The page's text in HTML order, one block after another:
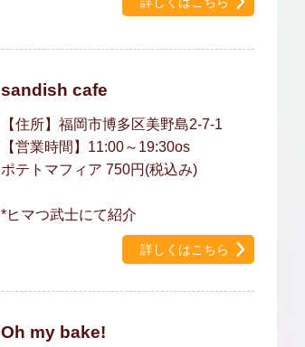
sandish cafe
【住所】福岡市博多区美野島2-7-1
【営業時間】11:00～19:30os
ポテトマフィア 750円(税込み)
*ヒマつ武士にて紹介
詳しくはこちら
Oh my bake!